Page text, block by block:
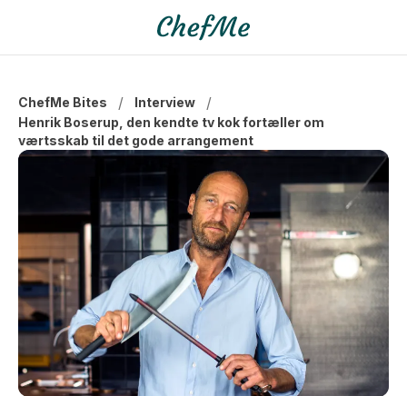
ChefMe Bites / Interview /
Henrik Boserup, den kendte tv kok fortæller om
værtsskab til det gode arrangement